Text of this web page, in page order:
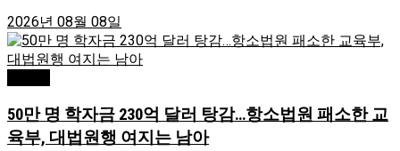
2026년 08월 08일
50만 명 학자금 230억 달러 탕감…항소법원 패소한 교
육부, 대법원행 여지는 남아